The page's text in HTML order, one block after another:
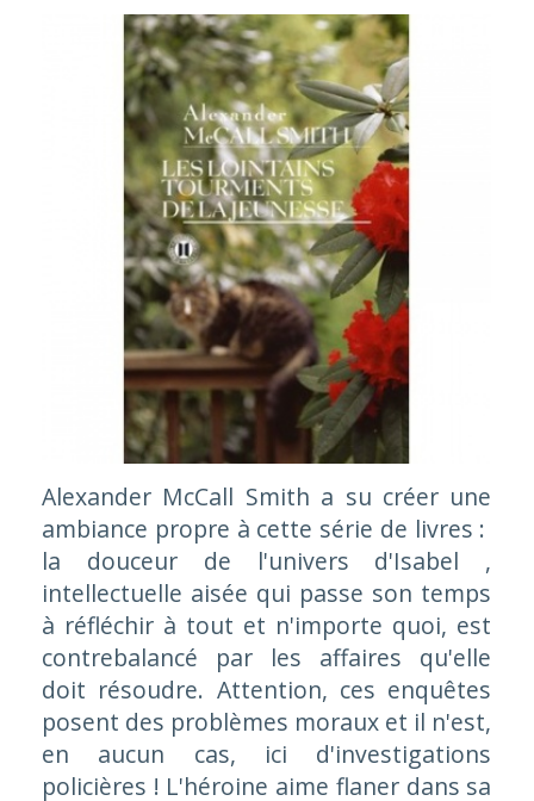
Alexander McCall Smith a su créer une
ambiance propre à cette série de livres :
la douceur de l'univers d'Isabel ,
intellectuelle aisée qui passe son temps
à réfléchir à tout et n'importe quoi, est
contrebalancé par les affaires qu'elle
doit résoudre. Attention, ces enquêtes
posent des problèmes moraux et il n'est,
en aucun cas, ici d'investigations
policières ! L'héroine aime flaner dans sa